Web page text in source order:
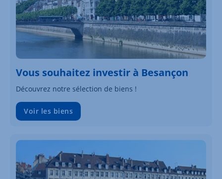
Vous souhaitez investir à Besançon
Découvrez notre sélection de biens !
Voir les biens